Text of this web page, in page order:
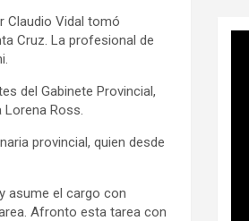
Claudio Vidal tomó
Cruz. La profesional de
del Gabinete Provincial,
Lorena Ross.
provincial, quien desde
asume el cargo con
Afronto esta tarea con